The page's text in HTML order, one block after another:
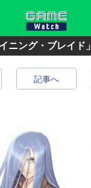
ニング・ブレイド」
記事へ